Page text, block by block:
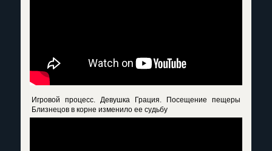
Игровой процесс. Девушка Грация. Посещение пещеры
Близнецов в корне изменило ее судьбу